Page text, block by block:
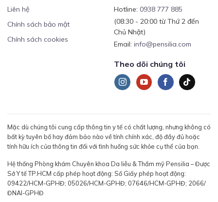
Liên hệ
Chính sách bảo mật
Chính sách cookies
Hotline: 0938 777 885
(08:30 - 20:00 từ Thứ 2 đến
Chủ Nhật)
Email: info@pensilia.com
Theo dõi chúng tôi
Mặc dù chúng tôi cung cấp thông tin y tế có chất lượng, nhưng không có
bất kỳ tuyên bố hay đảm bảo nào về tính chính xác, độ đầy đủ hoặc
tính hữu ích của thông tin đối với tình huống sức khỏe cụ thể của bạn.
Hệ thống Phòng khám Chuyên khoa Da liễu & Thẩm mỹ Pensilia – Được
Sở Y tế TP.HCM cấp phép hoạt động: Số Giấy phép hoạt động:
09422/HCM-GPHĐ; 05026/HCM-GPHĐ; 07646/HCM-GPHĐ; 2066/
ĐNAI-GPHĐ